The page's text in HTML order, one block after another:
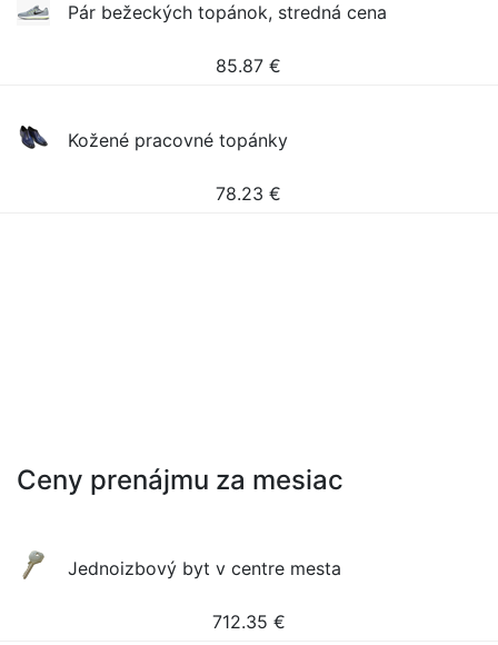
Pár bežeckých topánok, stredná cena
85.87 €
Kožené pracovné topánky
78.23 €
Ceny prenájmu za mesiac
Jednoizbový byt v centre mesta
712.35 €